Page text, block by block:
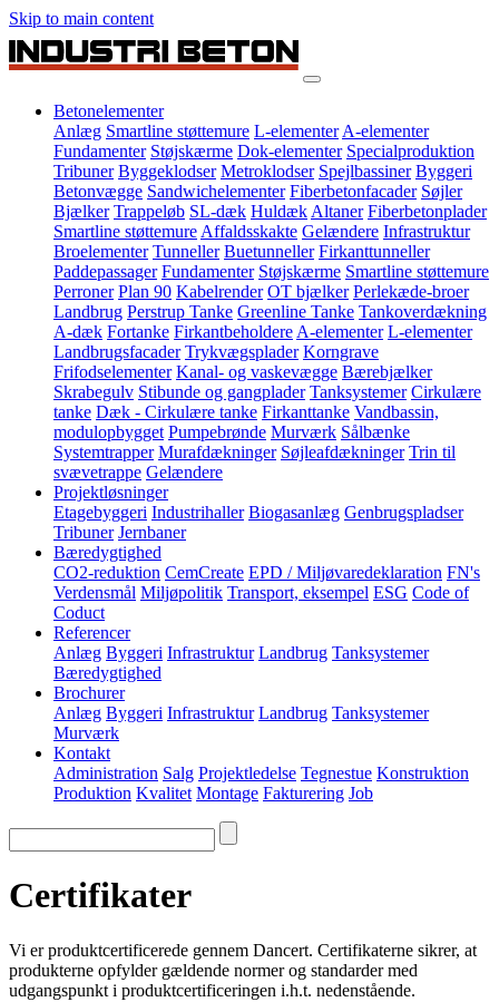
Skip to main content
Betonelementer
Anlæg Smartline støttemure L-elementer A-elementer
Fundamenter Støjskærme Dok-elementer Specialproduktion
Tribuner Byggeklodser Metroklodser Spejlbassiner Byggeri
Betonvægge Sandwichelementer Fiberbetonfacader Søjler
Bjælker Trappeløb SL-dæk Huldæk Altaner Fiberbetonplader
Smartline støttemure Affaldsskakte Gelændere Infrastruktur
Broelementer Tunneller Buetunneller Firkanttunneller
Paddepassager Fundamenter Støjskærme Smartline støttemure
Perroner Plan 90 Kabelrender OT bjælker Perlekæde-broer
Landbrug Perstrup Tanke Greenline Tanke Tankoverdækning
A-dæk Fortanke Firkantbeholdere A-elementer L-elementer
Landbrugsfacader Trykvægsplader Korngrave
Frifodselementer Kanal- og vaskevægge Bærebjælker
Skrabegulv Stibunde og gangplader Tanksystemer Cirkulære
tanke Dæk - Cirkulære tanke Firkanttanke Vandbassin,
modulopbygget Pumpebrønde Murværk Sålbænke
Systemtrapper Murafdækninger Søjleafdækninger Trin til
svævetrappe Gelændere
Projektløsninger
Etagebyggeri Industrihaller Biogasanlæg Genbrugspladser
Tribuner Jernbaner
Bæredygtighed
CO2-reduktion CemCreate EPD / Miljøvaredeklaration FN's
Verdensmål Miljøpolitik Transport, eksempel ESG Code of
Coduct
Referencer
Anlæg Byggeri Infrastruktur Landbrug Tanksystemer
Bæredygtighed
Brochurer
Anlæg Byggeri Infrastruktur Landbrug Tanksystemer
Murværk
Kontakt
Administration Salg Projektledelse Tegnestue Konstruktion
Produktion Kvalitet Montage Fakturering Job
Certifikater
Vi er produktcertificerede gennem Dancert. Certifikaterne sikrer, at
produkterne opfylder gældende normer og standarder med
udgangspunkt i produktcertificeringen i.h.t. nedenstående.